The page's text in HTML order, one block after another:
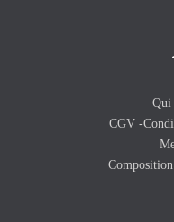
Qui
CGV -